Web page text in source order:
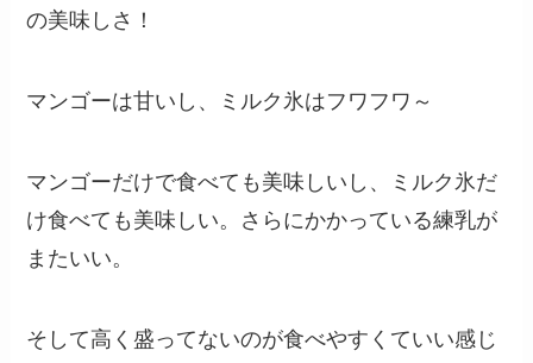
の美味しさ！
マンゴーは甘いし、ミルク氷はフワフワ～
マンゴーだけで食べても美味しいし、ミルク氷だ
け食べても美味しい。さらにかかっている練乳が
またいい。
そして高く盛ってないのが食べやすくていい感じ